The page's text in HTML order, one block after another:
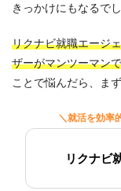
きっかけにもなるでし
リクナビ就職エージ
ザーがマンツーマン
ことで悩んだら、ま
＼就活を効率
リクナビ